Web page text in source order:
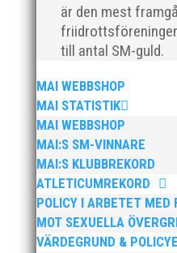
är den mest
till antal SM-guld.
MAI WEBBSHOP
MAI STATISTIK
MAI WEBBSHOP
MAI:S SM-VINNARE
MAI:S KLUBBREKORD
ATLETICUMREKORD
POLICY I ARBETET MED
MOT SEXUELLA
VÄRDEGRUND &
Nu är hösten här och för
saker beroende på var
från mig som ordförande
jag uppfattar läget i våra
BroloppetAtt...